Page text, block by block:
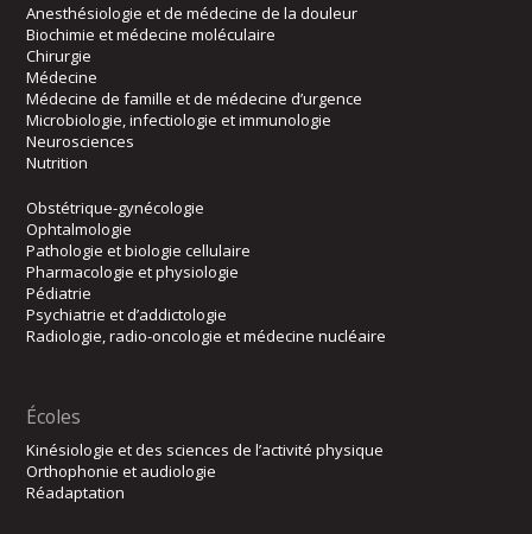
Anesthésiologie et de médecine de la douleur
Biochimie et médecine moléculaire
Chirurgie
Médecine
Médecine de famille et de médecine d’urgence
Microbiologie, infectiologie et immunologie
Neurosciences
Nutrition
Obstétrique-gynécologie
Ophtalmologie
Pathologie et biologie cellulaire
Pharmacologie et physiologie
Pédiatrie
Psychiatrie et d’addictologie
Radiologie, radio-oncologie et médecine nucléaire
Écoles
Kinésiologie et des sciences de l’activité physique
Orthophonie et audiologie
Réadaptation